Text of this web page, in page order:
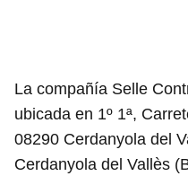
La compañía Selle
ubicada en 1º 1ª,
08290 Cerdanyola del
Cerdanyola del Vallès